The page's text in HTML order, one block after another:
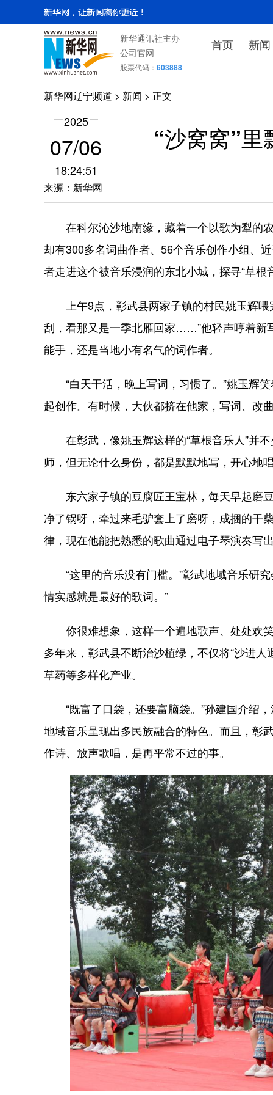
新华通讯社主办
公司官网
股票代码： 603888
首页 新闻
新华网辽宁频道 > 新闻 > 正文
2025
07/06
18:24:51
来源：新华网
“沙窝窝”
在科尔沁沙地南缘，藏着一个以歌为犁的
却有300多名词曲作者、56个音乐创作小组、
者走进这个被音乐浸润的东北小城，探寻“草根
上午9点，彰武县两家子镇的村民姚玉辉喂
刮，看那又是一季北雁回家……”他轻声哼着新
能手，还是当地小有名气的词作者。
“白天干活，晚上写词，习惯了。”姚玉辉笑
起创作。有时候，大伙都挤在他家，写词、改
在彰武，像姚玉辉这样的“草根音乐人”并
师，但无论什么身份，都是默默地写，开心地唱
东六家子镇的豆腐匠王宝林，每天早起磨豆
净了锅呀，牵过来毛驴套上了磨呀，成捆的
律，现在他能把熟悉的歌曲通过电子琴演奏写
“这里的音乐没有门槛。”彰武地域音乐研究
情实感就是最好的歌词。”
你很难想象，这样一个遍地歌声、处处欢笑
多年来，彰武县不断治沙植绿，不仅将“沙进
草药等多样化产业。
“既富了口袋，还要富脑袋。”孙建国介绍
地域音乐呈现出多民族融合的特色。而且，彰
作诗、放声歌唱，是再平常不过的事。